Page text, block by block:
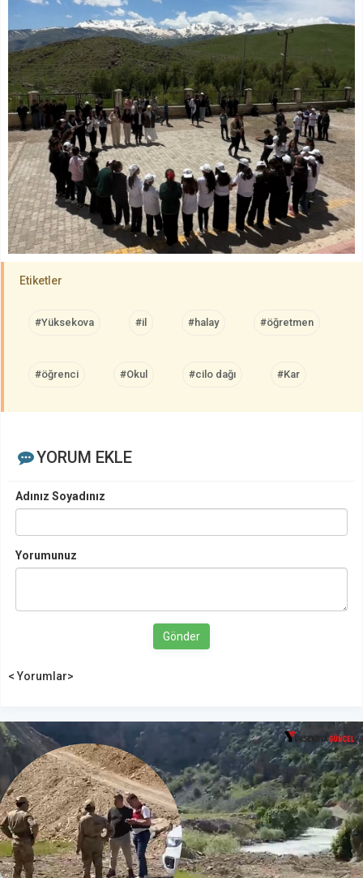
Etiketler
#Yüksekova #il #halay #öğretmen
#öğrenci #Okul #cilo dağı #Kar
YORUM EKLE
Adınız Soyadınız
Yorumunuz
Gönder
< Yorumlar>